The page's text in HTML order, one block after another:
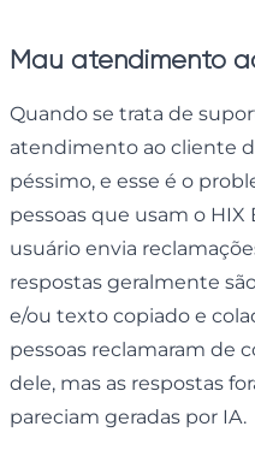
Mau atendimento
Quando se trata de
atendimento ao cliente
péssimo, e esse é o
pessoas que usam o HIX
usuário envia
respostas geralmente
e/ou texto copiado e
pessoas reclamaram de
dele, mas as respostas
pareciam geradas por IA.